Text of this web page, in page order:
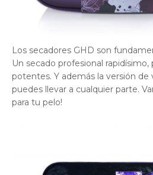
Los secadores GHD son
Un secado profesional
potentes. Y además la versión de
puedes llevar a cualquier parte.
para tu pelo!